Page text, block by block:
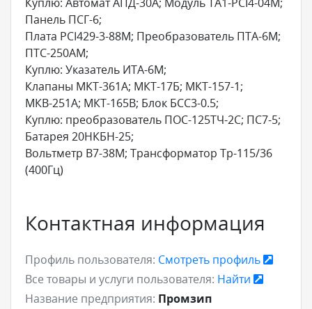
Панель ПСГ-6;
Плата PCI429-3-88M; Преобразователь ПТА-6М;
ПТС-250АМ;
Куплю: Указатель ИТА-6М;
Клапаны МКТ-361А; МКТ-17Б; МКТ-157-1;
МКВ-251А; МКТ-165В; Блок БСС3-0.5;
Куплю: преобразователь ПОС-125ТЧ-2С; ПС7-5;
Батарея 20НКБН-25;
Вольтметр В7-38М; Трансформатор Тр-115/36
(400Гц)
Контактная информация
Профиль пользователя: Смотреть профиль
Все товары и услуги пользователя: Найти
Название предприятия: Промзип